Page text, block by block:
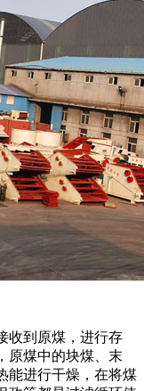
收到原煤，进行存
原煤中的块煤、末
能进行干燥，在将煤